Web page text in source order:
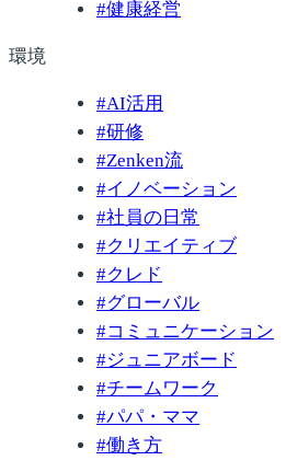
#健康経営
環境
#AI活用
#研修
#Zenken流
#イノベーション
#社員の日常
#クリエイティブ
#クレド
#グローバル
#コミュニケーション
#ジュニアボード
#チームワーク
#パパ・ママ
#働き方